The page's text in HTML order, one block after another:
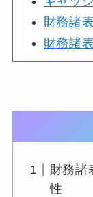
財務諸
財務諸
財務諸
性